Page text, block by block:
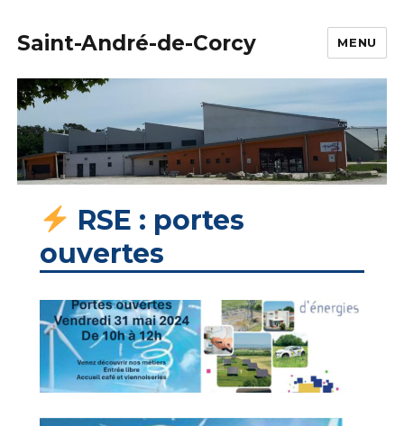
Saint-André-de-Corcy MENU
RSE : portes
ouvertes